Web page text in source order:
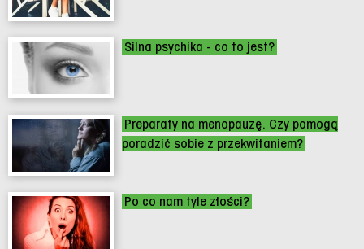
Silna psychika - co to jest?
Preparaty na menopauzę. Czy pomogą
poradzić sobie z przekwitaniem?
Po co nam tyle złości?